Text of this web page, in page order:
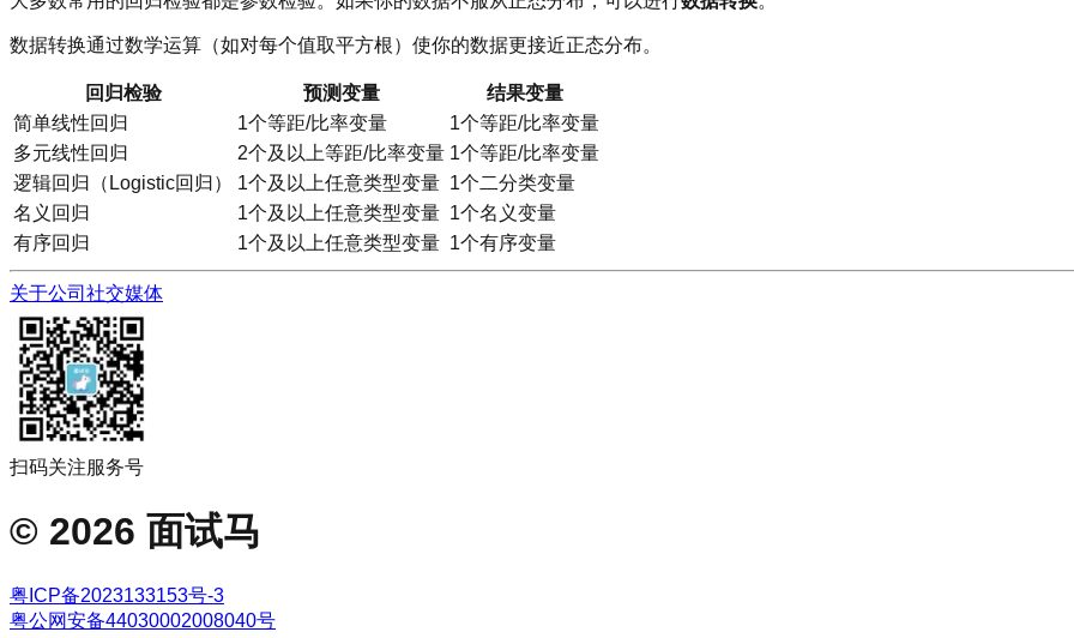
数据转换通过数学运算（如对每个值取平方根）使你的数据更接近正态分布。
回归检验 预测变量
结果变量
简单线性回归
1个等距/比率变量
1个等距/比率变量
多元线性回归
2个及以上等距/比率变量 1个等距/比率变量
逻辑回归（Logistic回归）
1个及以上任意类型变量 1个二分类变量
名义回归
1个及以上任意类型变量 1个名义变量
有序回归
1个及以上任意类型变量 1个有序变量
关于公司 社交媒体
扫码关注服务号
© 2026 面试马
粤ICP备2023133153号-3
粤公网安备44030002008040号